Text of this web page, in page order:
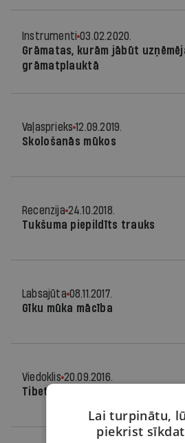
Instrumenti 03.02.2020.
Grāmatas, kurām jābūt
grāmatplauktā
Vaļasprieks 12.09.2019.
Skološanās mūkos
Recenzija 24.10.2018.
Tukšuma piepildīts trauks
Labsajūta 08.11.2017.
Gīku mūka mācība
Viedoklis 20.09.2016.
Tibetas jautājums
Lai turpinātu,
piekrist